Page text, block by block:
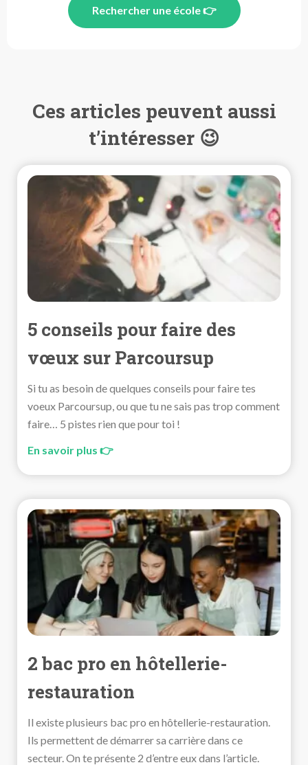
Rechercher une école 👉
Ces articles peuvent aussi
t’intéresser 😉
5 conseils pour faire des
vœux sur Parcoursup
Si tu as besoin de quelques conseils pour faire tes
voeux Parcoursup, ou que tu ne sais pas trop comment
faire… 5 pistes rien que pour toi !
En savoir plus 👉
2 bac pro en hôtellerie-
restauration
Il existe plusieurs bac pro en hôtellerie-restauration.
Ils permettent de démarrer sa carrière dans ce
secteur. On te présente 2 d’entre eux dans l’article.